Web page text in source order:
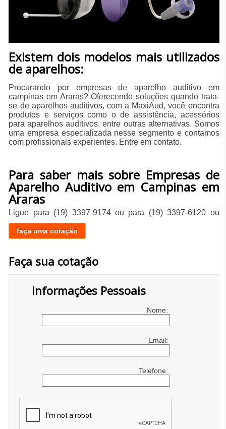
​Existem dois modelos mais utilizados
de aparelhos:
Procurando por empresas de aparelho auditivo em
campinas em Araras? Oferecendo soluções quando trata-
se de aparelhos auditivos, com a MaxiAud, você encontra
produtos e serviços como o de assistência, acessórios
para aparelhos auditivos, entre outras alternativas. Somos
uma empresa especializada nesse segmento e contamos
com profissionais experientes. Entre em contato.
Para saber mais sobre Empresas de
Aparelho Auditivo em Campinas em
Araras
Ligue para (19) 3397-9174ou para (19) 3397-6120 ou
faça uma cotação
Faça sua cotação
Informações Pessoais
Nome:
Email:
Telefone: